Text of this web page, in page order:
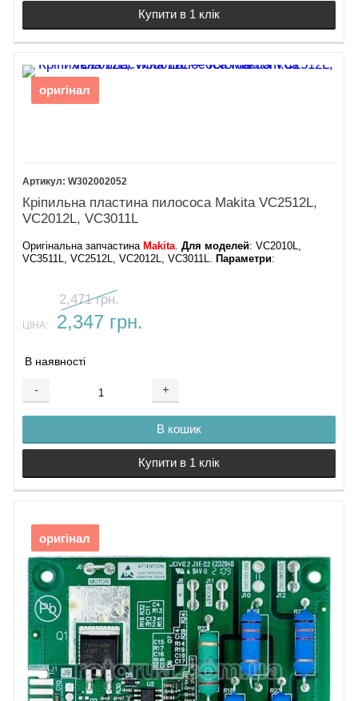
Купити в 1 клік
оригінал
W302002052
Кріпильна пластина пилососа Makita VC2512L,
VC2012L, VC3011L
Оригінальна запчастина Makita .Для моделей: VC2010L,
VC3511L, VC2512L, VC2012L, VC3011L.
Параметри:
2,471 грн.
ЦІНА: 2,347 грн.
В наявності
- +
В кошик
Купити в 1 клік
оригінал